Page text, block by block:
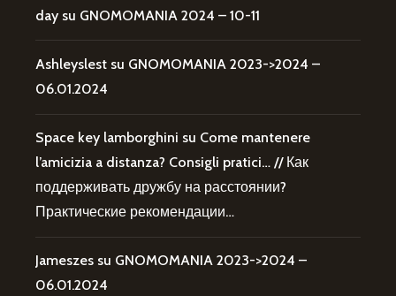
day su GNOMOMANIA 2024 – 10-11
Ashleyslest su GNOMOMANIA 2023->2024 –
06.01.2024
Space key lamborghini su Come mantenere
l’amicizia a distanza? Consigli pratici… // Как
поддерживать дружбу на расстоянии?
Практические рекомендации…
Jameszes su GNOMOMANIA 2023->2024 –
06.01.2024